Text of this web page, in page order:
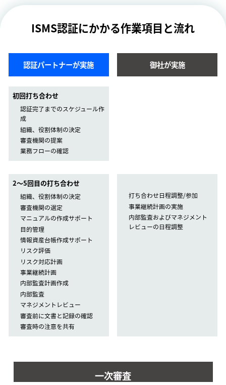
ISMS認証にかかる作業項目と流れ
認証パートナーが実施 御社が実施
初回打ち合わせ
認証完了までのスケジュール作
成
組織、役割体制の決定
審査機関の提案
業務フローの確認
2〜5回目の打ち合わせ
組織、役割体制の決定
審査機関の選定
マニュアルの作成サポート
目的管理
情報資産台帳作成サポート
リスク評価
リスク対応計画
事業継続計画
内部監査計画作成
内部監査
マネジメントレビュー
審査前に文書と記録の確認
審査時の注意を共有
打ち合わせ日程調整/参加
事業継続計画の実施
内部監査およびマネジメント
レビューの日程調整
一次審査